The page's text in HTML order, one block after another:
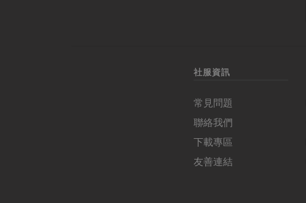
社服資訊
常見問題
聯絡我們
下載專區
友善連結